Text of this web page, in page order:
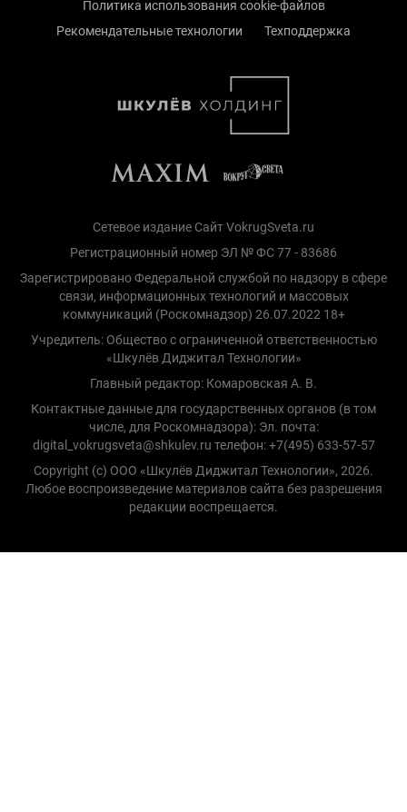
Политика использования cookie-файлов
Рекомендательные технологии
Техподдержка
Сетевое издание Сайт VokrugSveta.ru
Регистрационный номер ЭЛ № ФС 77 - 83686
Зарегистрировано Федеральной службой по надзору в сфере
связи, информационных технологий и массовых
коммуникаций (Роскомнадзор) 26.07.2022 18+
Учредитель: Общество с ограниченной ответственностью
«Шкулёв Диджитал Технологии»
Главный редактор: Комаровская А. В.
Контактные данные для государственных органов (в том
числе, для Роскомнадзора): Эл. почта:
digital_vokrugsveta@shkulev.ru телефон: +7(495) 633-57-57
Copyright (с) ООО «Шкулёв Диджитал Технологии», 2026.
Любое воспроизведение материалов сайта без разрешения
редакции воспрещается.